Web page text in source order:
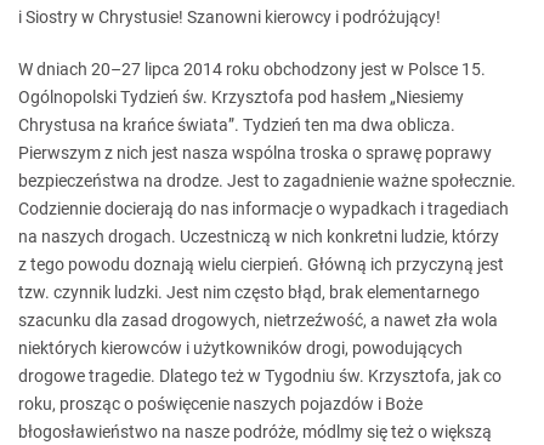
i Siostry w Chrystusie! Szanowni kierowcy i podróżujący!
W dniach 20–27 lipca 2014 roku obchodzony jest w Polsce 15.
Ogólnopolski Tydzień św. Krzysztofa pod hasłem „Niesiemy
Chrystusa na krańce świata”. Tydzień ten ma dwa oblicza.
Pierwszym z nich jest nasza wspólna troska o sprawę poprawy
bezpieczeństwa na drodze. Jest to zagadnienie ważne społecznie.
Codziennie docierają do nas informacje o wypadkach i tragediach
na naszych drogach. Uczestniczą w nich konkretni ludzie, którzy
z tego powodu doznają wielu cierpień. Główną ich przyczyną jest
tzw. czynnik ludzki. Jest nim często błąd, brak elementarnego
szacunku dla zasad drogowych, nietrzeźwość, a nawet zła wola
niektórych kierowców i użytkowników drogi, powodujących
drogowe tragedie. Dlatego też w Tygodniu św. Krzysztofa, jak co
roku, prosząc o poświęcenie naszych pojazdów i Boże
błogosławieństwo na nasze podróże, módlmy się też o większą